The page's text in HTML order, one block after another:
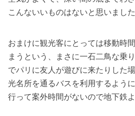
こんないいものはないと思いました
おまけに観光客にとっては移動時
まうという、まさに一石二鳥な乗
でパリに友人が遊びに来たりした
光名所を通るバスを利用するよう
行って案外時間がないので地下鉄